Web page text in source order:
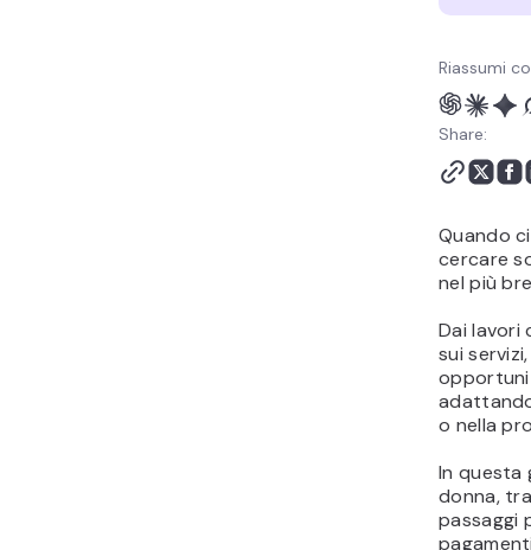
Riassumi
Share:
Quando
cercare
nel più
Dai lavori
sui
o nella
In questa
donna,
passaggi